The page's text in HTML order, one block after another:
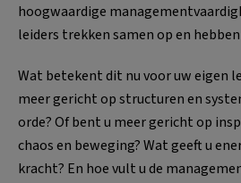
hoogwaardige
leiders trekken samen op en
Wat betekent dit nu voor uw eigen
meer gericht op structuren en
orde? Of bent u meer gericht op
chaos en beweging? Wat geeft u
kracht? En hoe vult u de